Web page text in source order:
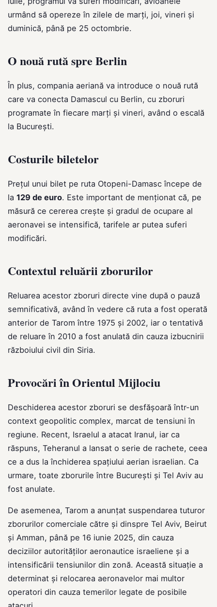
urmând să opereze în zilele de marți, joi, vineri și
duminică, până pe 25 octombrie.
O nouă rută spre Berlin
În plus, compania aeriană va introduce o nouă rută
care va conecta Damascul cu Berlin, cu zboruri
programate în fiecare marți și vineri, având o escală
la București.
Costurile biletelor
Prețul unui bilet pe ruta Otopeni-Damasc începe de
la 129 de euro. Este important de menționat că, pe
măsură ce cererea crește și gradul de ocupare al
aeronavei se intensifică, tarifele ar putea suferi
modificări.
Contextul reluării zborurilor
Reluarea acestor zboruri directe vine după o pauză
semnificativă, având în vedere că ruta a fost operată
anterior de Tarom între 1975 și 2002, iar o tentativă
de reluare în 2010 a fost anulată din cauza izbucnirii
războiului civil din Siria.
Provocări în Orientul Mijlociu
Deschiderea acestor zboruri se desfășoară într-un
context geopolitic complex, marcat de tensiuni în
regiune. Recent, Israelul a atacat Iranul, iar ca
răspuns, Teheranul a lansat o serie de rachete, ceea
ce a dus la închiderea spațiului aerian israelian. Ca
urmare, toate zborurile între București și Tel Aviv au
fost anulate.
De asemenea, Tarom a anunțat suspendarea tuturor
zborurilor comerciale către și dinspre Tel Aviv, Beirut
și Amman, până pe 16 iunie 2025, din cauza
deciziilor autorităților aeronautice israeliene și a
intensificării tensiunilor din zonă. Această situație a
determinat și relocarea aeronavelor mai multor
operatori din cauza temerilor legate de posibile